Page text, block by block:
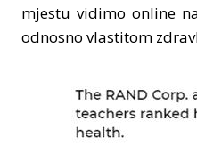
mjestu vidimo online
odnosno vlastitom